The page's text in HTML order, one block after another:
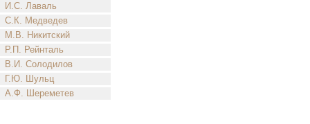
И.С. Лаваль
С.К. Медведев
М.В. Никитский
Р.П. Рейнталь
В.И. Солодилов
Г.Ю. Шульц
А.Ф. Шереметев